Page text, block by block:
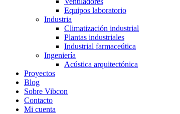
Equipos laboratorio
Industria
Climatización industrial
Plantas industriales
Industrial farmaceútica
Ingeniería
Acústica arquitectónica
Proyectos
Blog
Sobre Vibcon
Contacto
Mi cuenta